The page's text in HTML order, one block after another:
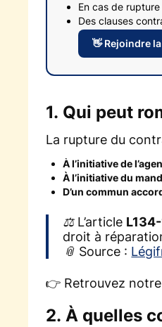
En cas de
Des clauses
👋 Rejoindre
1. Qui peut
La rupture du
À l’initiative de
À l’initiative du
D’un commun
⚖️ L’article
droit à
📎 Source :
👉 Retrouvez
2. À quelles